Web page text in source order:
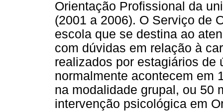
Orientação Profissional da
(2001 a 2006). O Serviço de
escola que se destina ao
com dúvidas em relação à
realizados por estagiários de
normalmente acontecem em
na modalidade grupal, ou 50
intervenção psicológica em